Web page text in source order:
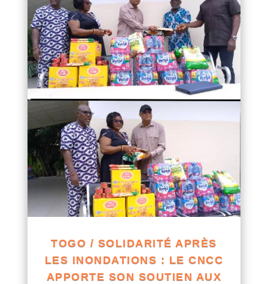
TOGO / SOLIDARITÉ APRÈS
LES INONDATIONS : LE CNCC
APPORTE SON SOUTIEN AUX